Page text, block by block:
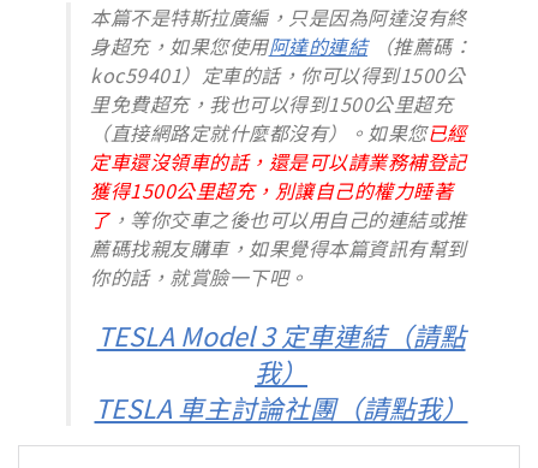
本篇不是特斯拉廣編，只是因為阿達沒有終
身超充，如果您使用阿達的連結（推薦碼：
koc59401）定車的話，你可以得到1500公
里免費超充，我也可以得到1500公里超充
（直接網路定就什麼都沒有）。如果您已經
定車還沒領車的話，還是可以請業務補登記
獲得1500公里超充，別讓自己的權力睡著
了，等你交車之後也可以用自己的連結或推
薦碼找親友購車，如果覺得本篇資訊有幫到
你的話，就賞臉一下吧。
TESLA Model 3 定車連結（請點
我）
TESLA 車主討論社團（請點我）